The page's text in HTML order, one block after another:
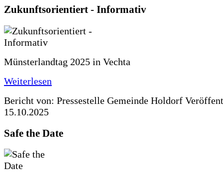
Zukunftsorientiert - Informativ
Münsterlandtag 2025 in Vechta
Weiterlesen
Bericht von: Pressestelle Gemeinde Holdorf
15.10.2025
Safe the Date